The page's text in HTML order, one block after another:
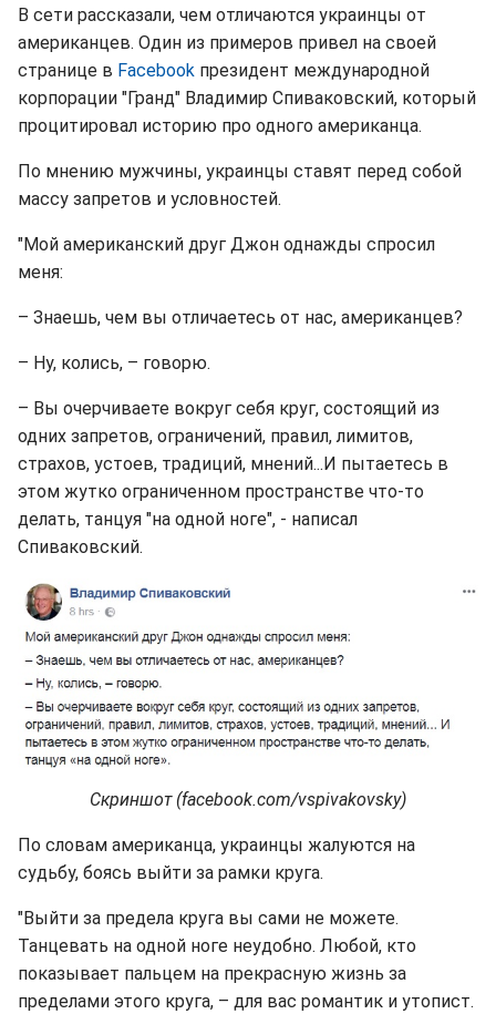
В сети рассказали, чем отличаются украинцы от
американцев. Один из примеров привел на своей
странице в Facebook президент международной
корпорации "Гранд" Владимир Спиваковский, который
процитировал историю про одного американца.
По мнению мужчины, украинцы ставят перед собой
массу запретов и условностей.
"Мой американский друг Джон однажды спросил
меня:
– Знаешь, чем вы отличаетесь от нас, американцев?
– Ну, колись, – говорю.
– Вы очерчиваете вокруг себя круг, состоящий из
одних запретов, ограничений, правил, лимитов,
страхов, устоев, традиций, мнений...И пытаетесь в
этом жутко ограниченном пространстве что-то
делать, танцуя "на одной ноге", - написал
Спиваковский.
Скриншот (facebook.com/vspivakovsky)
По словам американца, украинцы жалуются на
судьбу, боясь выйти за рамки круга.
"Выйти за предела круга вы сами не можете.
Танцевать на одной ноге неудобно. Любой, кто
показывает пальцем на прекрасную жизнь за
пределами этого круга, – для вас романтик и утопист.